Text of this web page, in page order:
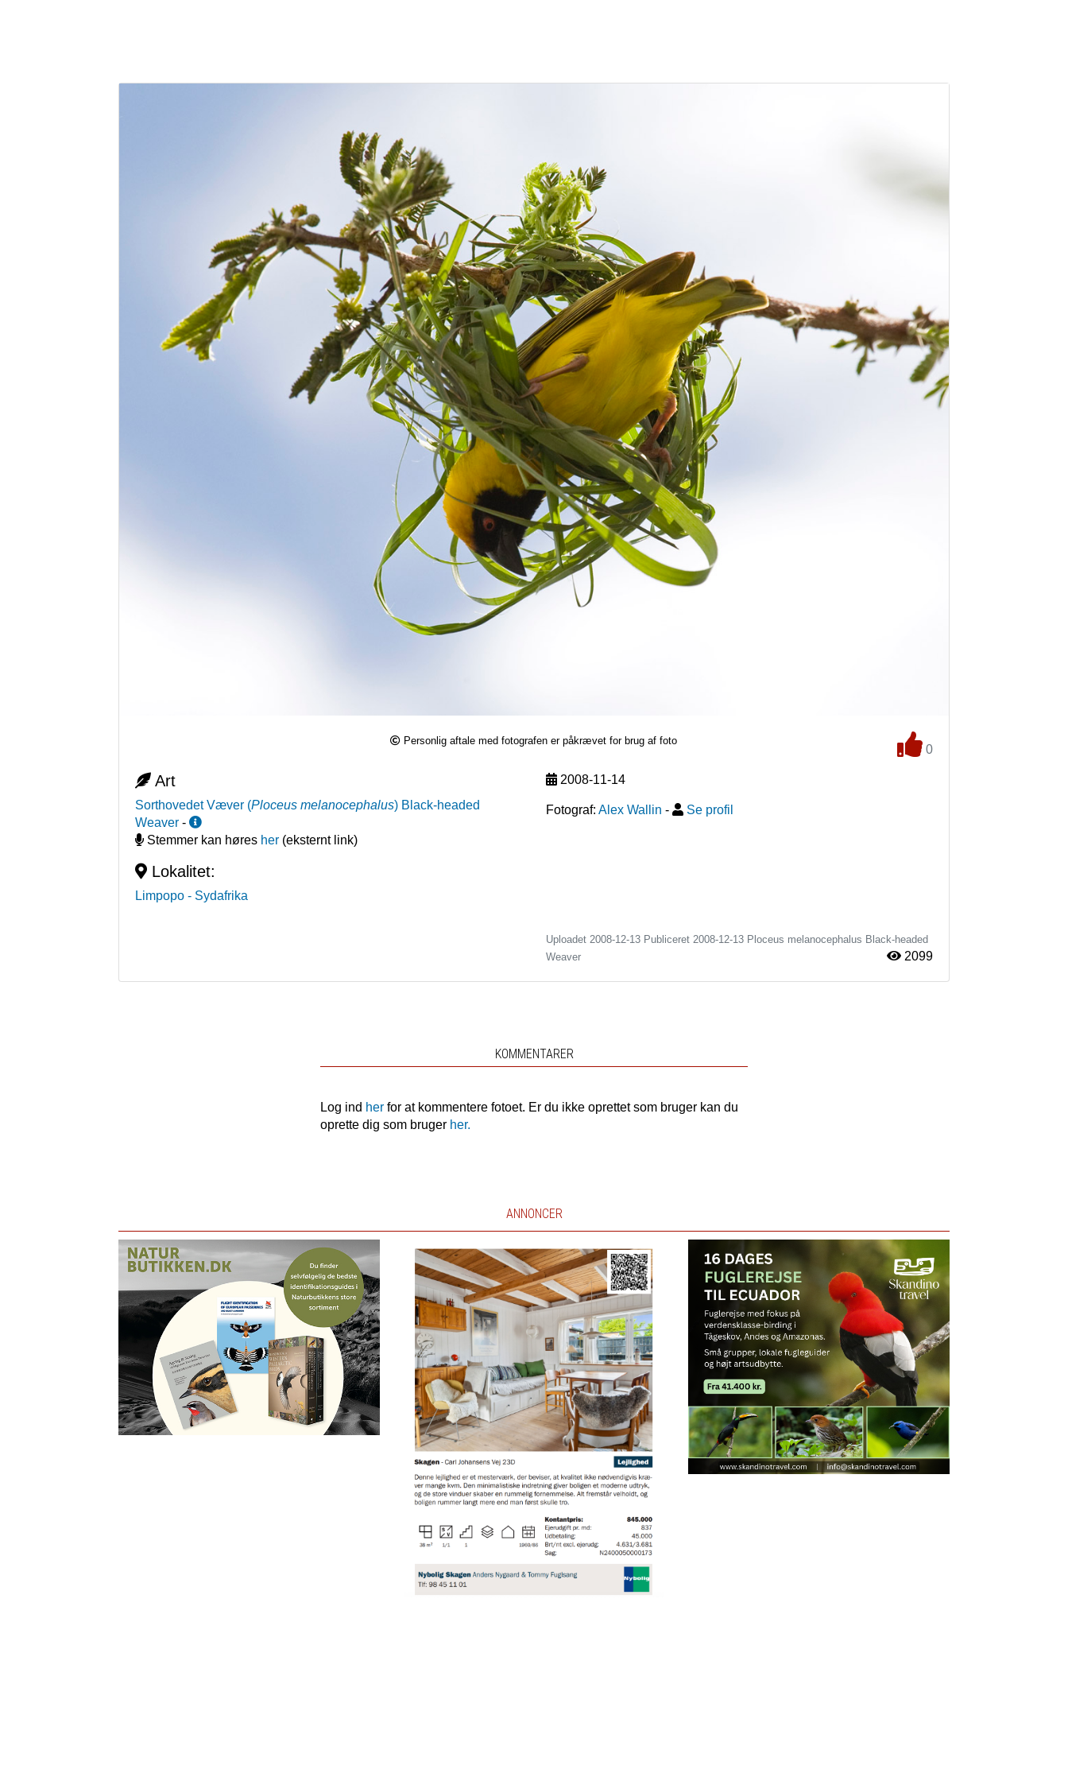
Personlig aftale med fotografen er påkrævet for brug af foto
0
Art
Sorthovedet Væver (Ploceus melanocephalus) Black-headed
Weaver -
Stemmer kan høres her (eksternt link)
Lokalitet:
Limpopo - Sydafrika
2008-11-14
Fotograf: Alex Wallin - Se profil
Uploadet 2008-12-13 Publiceret 2008-12-13 Ploceus melanocephalus Black-headed
Weaver
2099
KOMMENTARER
Log ind her for at kommentere fotoet. Er du ikke oprettet som bruger kan du
oprette dig som bruger her.
ANNONCER